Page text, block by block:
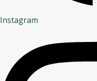
Instagram